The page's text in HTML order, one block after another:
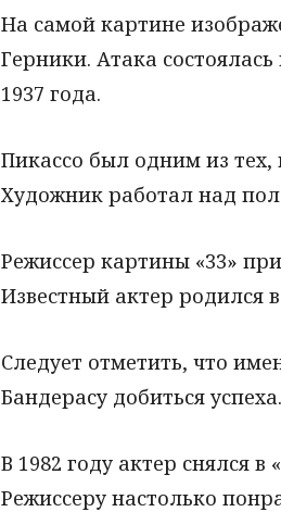
На самой картине
Герники. Атака
1937 года.
Пикассо был одним из
Художник работал над
Режиссер картины «33»
Известный актер родился
Следует отметить, что
Бандерасу добиться успеха.
В 1982 году актер снялся
Режиссеру настолько